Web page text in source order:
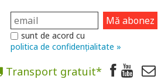
sunt de acord cu
politica de confidențialitate »
Transport gratuit*